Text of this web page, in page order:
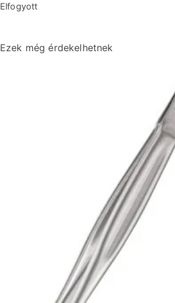
Elfogyott
Ezek még érdekelhetnek